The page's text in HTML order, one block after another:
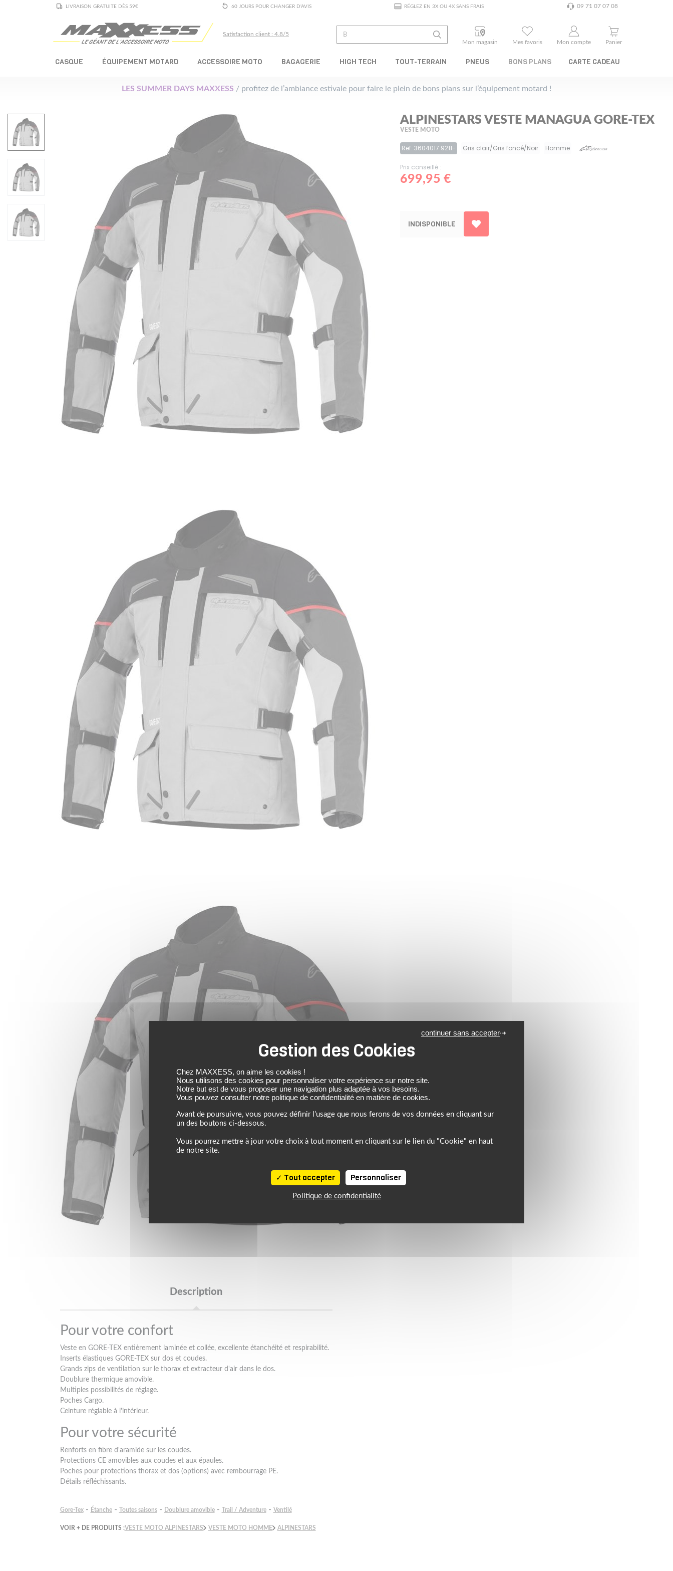
LIVRAISON GRATUITE DÈS 59€ 60 JOURS POUR CHANGER D'AVIS RÉGLEZ EN 3X OU 4X SANS FRAIS 09 71 07 07 08
Satisfaction client : 4.8/5
Mon magasin
Mes favoris Mon compte Panier
CASQUE ÉQUIPEMENT MOTARD ACCESSOIRE MOTO BAGAGERIE HIGH TECH TOUT-TERRAIN PNEUS BONS PLANS CARTE CADEAU
LES SUMMER DAYS MAXXESS / profitez de l’ambiance estivale pour faire le plein de bons plans sur l’équipement motard !
Description
Pour votre confort
Veste en GORE-TEX entièrement laminée et collée, excellente étanchéité et respirabilité.
Inserts élastiques GORE-TEX sur dos et coudes.
Grands zips de ventilation sur le thorax et extracteur d'air dans le dos.
Doublure thermique amovible.
Multiples possibilités de réglage.
Poches Cargo.
Ceinture réglable à l'intérieur.
Pour votre sécurité
Renforts en fibre d'aramide sur les coudes.
Protections CE amovibles aux coudes et aux épaules.
Poches pour protections thorax et dos (options) avec rembourrage PE.
Détails réfléchissants.
Gore-Tex - Étanche - Toutes saisons - Doublure amovible - Trail / Adventure - Ventilé
VOIR + DE PRODUITS :VESTE MOTO ALPINESTARS VESTE MOTO HOMME ALPINESTARS
ALPINESTARS VESTE MANAGUA GORE-TEX
VESTE MOTO
Ref: 3604017 9211- Gris clair/Gris foncé/Noir Homme
Prix conseillé :
699,95 €
INDISPONIBLE
Chez MAXXESS, on aime les cookies !
Nous utilisons des cookies pour personnaliser votre expérience sur notre site.
Notre but est de vous proposer une navigation plus adaptée à vos besoins.
Vous pouvez consulter notre politique de confidentialité en matière de cookies.
Avant de poursuivre, vous pouvez définir l’usage que nous ferons de vos données en cliquant sur
un des boutons ci-dessous.
Vous pourrez mettre à jour votre choix à tout moment en cliquant sur le lien du "Cookie" en haut
de notre site.
Tout accepter
continuer sans accepter
Personnaliser
Politique de confidentialité